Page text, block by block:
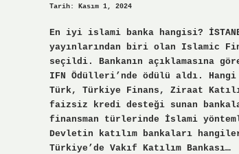
Tarih: Kasım 1, 2024
En iyi islami banka hangisi?
yayınlarından biri olan Islamic
seçildi. Bankanın açıklamasına
IFN Ödülleri’nde ödülü aldı. Hangi
Türk, Türkiye Finans, Ziraat
faizsiz kredi desteği sunan
finansman türlerinde İslami
Devletin katılım bankaları
Türkiye’de Vakıf Katılım Bankası…